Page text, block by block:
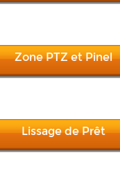
Zone PTZ et Pinel
Lissage de Prêt